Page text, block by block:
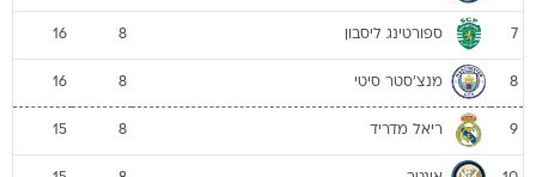
7 ספורטינג ליסבון 8
16
8 מנצ'סטר סיטי 8
16
9 ריאל מדריד 8
15